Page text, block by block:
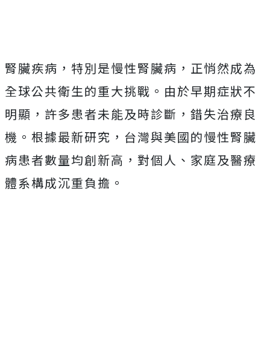
腎臟疾病，特別是慢性腎臟病，正悄然成為
全球公共衛生的重大挑戰。由於早期症狀不
明顯，許多患者未能及時診斷，錯失治療良
機。根據最新研究，台灣與美國的慢性腎臟
病患者數量均創新高，對個人、家庭及醫療
體系構成沉重負擔。